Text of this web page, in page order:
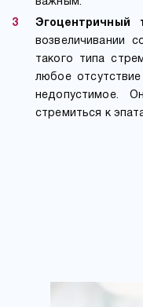
Эгоцентричный
возвеличивании
такого типа
любое
недопустимое.
стремиться к